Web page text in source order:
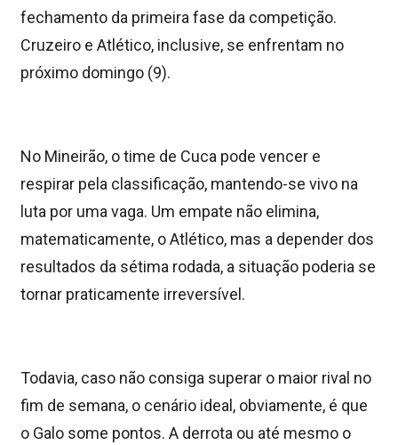
fechamento da primeira fase da competição.
Cruzeiro e Atlético, inclusive, se enfrentam no
próximo domingo (9).
No Mineirão, o time de Cuca pode vencer e
respirar pela classificação, mantendo-se vivo na
luta por uma vaga. Um empate não elimina,
matematicamente, o Atlético, mas a depender dos
resultados da sétima rodada, a situação poderia se
tornar praticamente irreversível.
Todavia, caso não consiga superar o maior rival no
fim de semana, o cenário ideal, obviamente, é que
o Galo some pontos. A derrota ou até mesmo o